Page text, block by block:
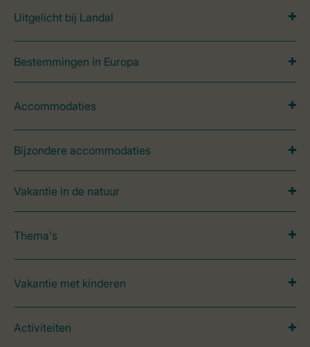
Uitgelicht bij Landal
Bestemmingen in Europa
Accommodaties
Bijzondere accommodaties
Vakantie in de natuur
Thema's
Vakantie met kinderen
Activiteiten